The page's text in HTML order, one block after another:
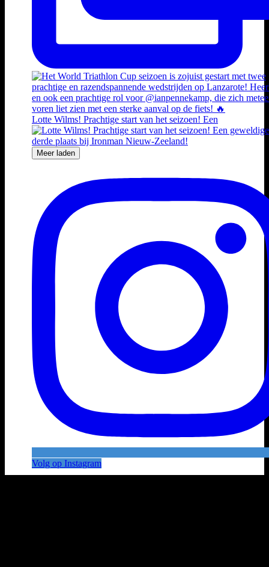
Lotte Wilms! Prachtige start van het seizoen! Een
Meer laden
Volg op Instagram